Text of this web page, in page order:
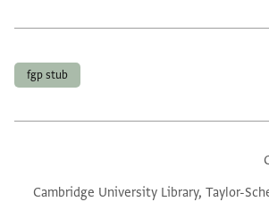
fgp stub
Cambridge University Library, Taylor-